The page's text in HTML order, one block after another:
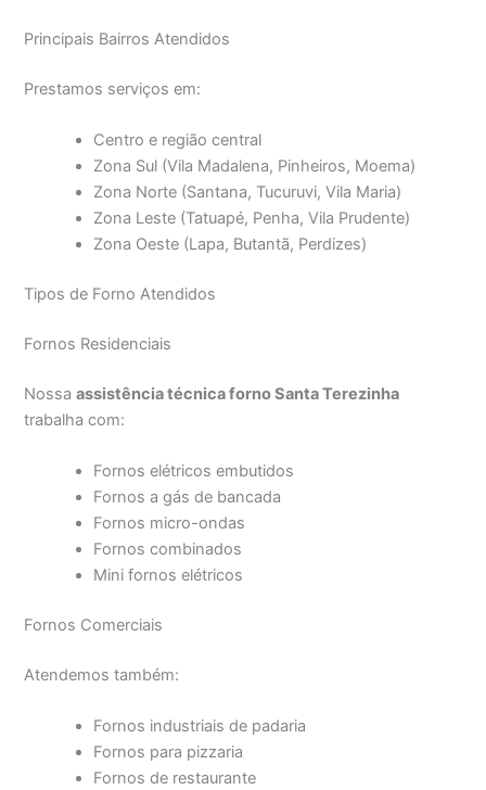
Principais Bairros Atendidos
Prestamos serviços em:
Centro e região central
Zona Sul (Vila Madalena, Pinheiros, Moema)
Zona Norte (Santana, Tucuruvi, Vila Maria)
Zona Leste (Tatuapé, Penha, Vila Prudente)
Zona Oeste (Lapa, Butantã, Perdizes)
Tipos de Forno Atendidos
Fornos Residenciais
Nossaassistência técnica forno Santa Terezinha
trabalha com:
Fornos elétricos embutidos
Fornos a gás de bancada
Fornos micro-ondas
Fornos combinados
Mini fornos elétricos
Fornos Comerciais
Atendemos também:
Fornos industriais de padaria
Fornos para pizzaria
Fornos de restaurante